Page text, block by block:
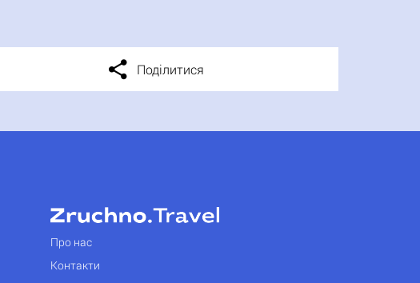
Поділитися
Про нас
Контакти